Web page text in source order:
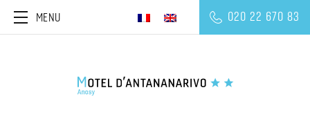
MENU 020 22 670 83